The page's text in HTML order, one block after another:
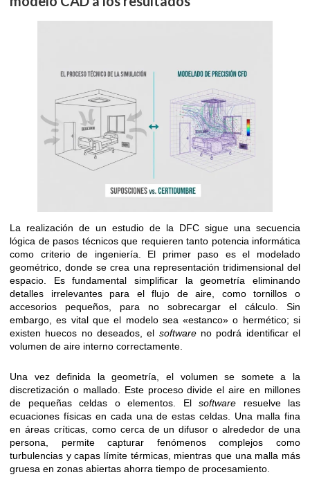
La realización de un estudio de la DFC sigue una secuencia
lógica de pasos técnicos que requieren tanto potencia informática
como criterio de ingeniería. El primer paso es el modelado
geométrico, donde se crea una representación tridimensional del
espacio. Es fundamental simplificar la geometría eliminando
detalles irrelevantes para el flujo de aire, como tornillos o
accesorios pequeños, para no sobrecargar el cálculo. Sin
embargo, es vital que el modelo sea «estanco» o hermético; si
existen huecos no deseados, el softwareno podrá identificar el
volumen de aire interno correctamente.
Una vez definida la geometría, el volumen se somete a la
discretización o mallado. Este proceso divide el aire en millones
de pequeñas celdas o elementos. El software resuelve las
ecuaciones físicas en cada una de estas celdas. Una malla fina
en áreas críticas, como cerca de un difusor o alrededor de una
persona, permite capturar fenómenos complejos como
turbulencias y capas límite térmicas, mientras que una malla más
gruesa en zonas abiertas ahorra tiempo de procesamiento.